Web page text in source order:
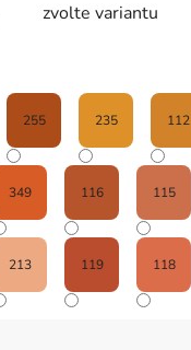
zvolte variantu
255 235 112
349 116 115
213 119 118